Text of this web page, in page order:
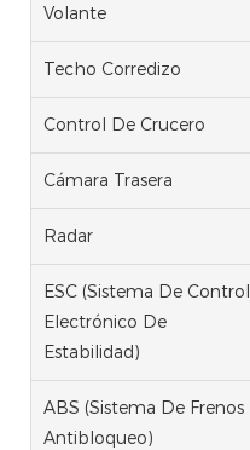
Volante
Techo Corredizo
Control De Crucero
Cámara Trasera
Radar
ESC (Sistema De Control
Electrónico De
Estabilidad)
ABS (Sistema De Frenos
Antibloqueo)